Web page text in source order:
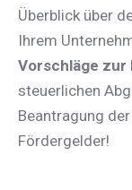
Überblick über
Ihrem
Vorschläge zur
steuerlichen
Beantragung
Fördergelder!